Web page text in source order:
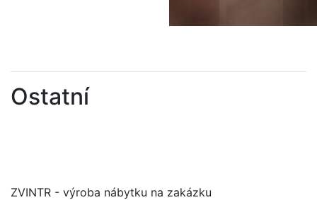
Ostatní
ZVINTR - výroba nábytku na zakázku